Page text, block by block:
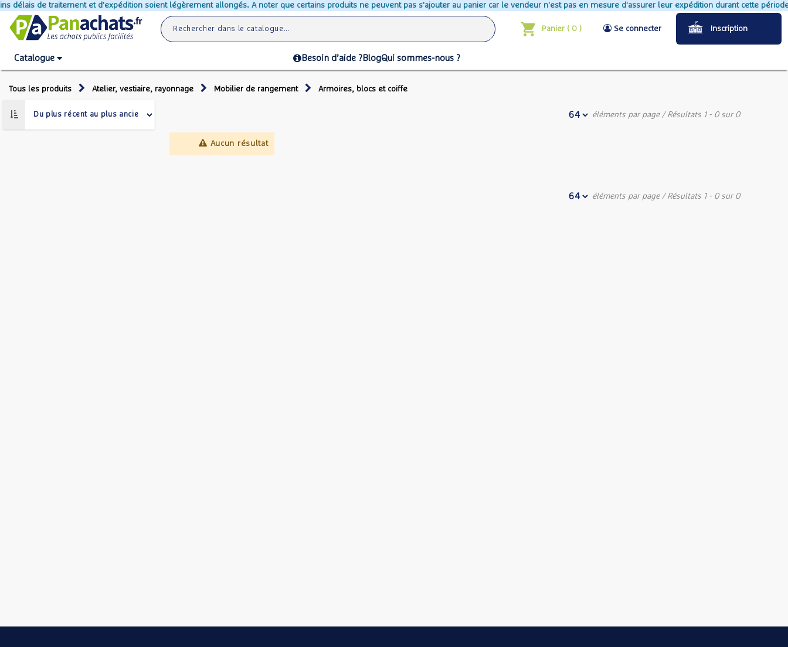
de traitement et d'expédition soient légèrement allongés. A noter que certains produits ne peuvent pas s'ajouter au panier car le vendeur n'est pas en mesure d'assurer leur expédition durant cette période
Panier ( 0 ) Se connecter Inscription
Catalogue Besoin d’aide ?BlogQui sommes-nous ?
Tous les produits Atelier, vestiaire, rayonnage Mobilier de rangement Armoires, blocs et coiffe
éléments par page/ Résultats 1 - 0 sur 0
Aucun résultat
éléments par page/ Résultats 1 - 0 sur 0